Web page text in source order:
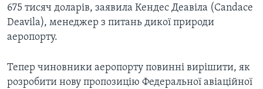
675 тисяч доларів, заявила Кендес Деавіла (Candace
Deavila), менеджер з питань дикої природи
аеропорту.
Тепер чиновники аеропорту повинні вирішити, як
розробити нову пропозицію Федеральної авіаційної